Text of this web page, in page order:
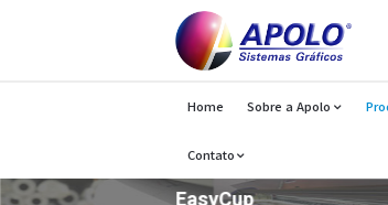
Home Sobre a Apolo